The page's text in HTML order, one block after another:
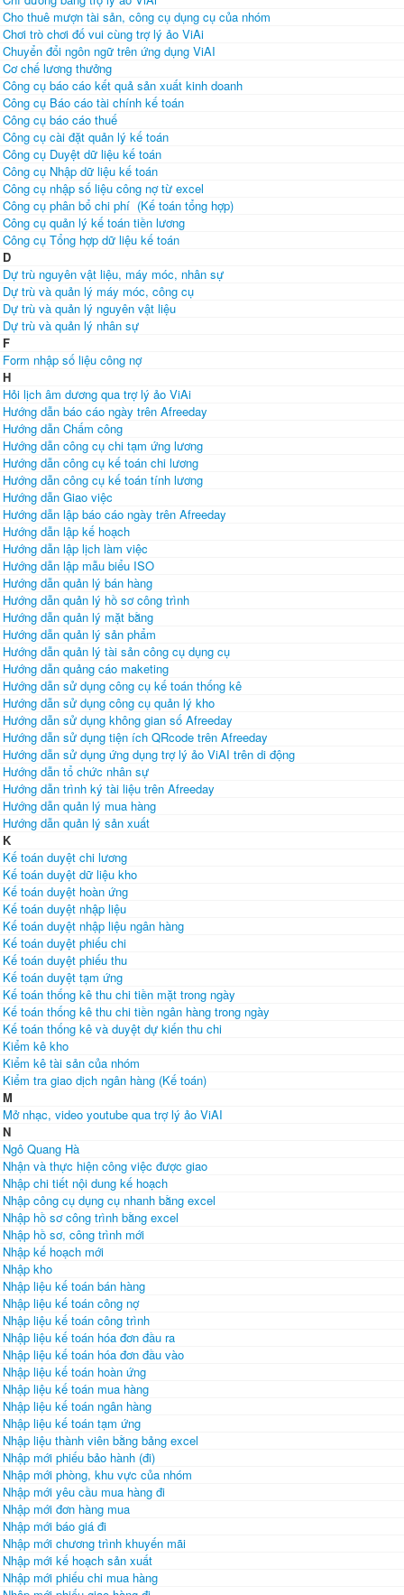
Cho thuê mượn tài sản, công cụ dụng cụ của nhóm
Chơi trò chơi đố vui cùng trợ lý ảo ViAi
Chuyển đổi ngôn ngữ trên ứng dụng ViAI
Cơ chế lương thưởng
Công cụ báo cáo kết quả sản xuất kinh doanh
Công cụ Báo cáo tài chính kế toán
Công cụ báo cáo thuế
Công cụ cài đặt quản lý kế toán
Công cụ Duyệt dữ liệu kế toán
Công cụ Nhập dữ liệu kế toán
Công cụ nhập số liệu công nợ từ excel
Công cụ phân bổ chi phí (Kế toán tổng hợp)
Công cụ quản lý kế toán tiền lương
Công cụ Tổng hợp dữ liệu kế toán
D
Dự trù nguyên vật liệu, máy móc, nhân sự
Dự trù và quản lý máy móc, công cụ
Dự trù và quản lý nguyên vật liệu
Dự trù và quản lý nhân sự
F
Form nhập số liệu công nợ
H
Hỏi lịch âm dương qua trợ lý ảo ViAi
Hướng dẫn báo cáo ngày trên Afreeday
Hướng dẫn Chấm công
Hướng dẫn công cụ chi tạm ứng lương
Hướng dẫn công cụ kế toán chi lương
Hướng dẫn công cụ kế toán tính lương
Hướng dẫn Giao việc
Hướng dẫn lập báo cáo ngày trên Afreeday
Hướng dẫn lập kế hoạch
Hướng dẫn lập lịch làm việc
Hướng dẫn lập mẫu biểu ISO
Hướng dẫn quản lý bán hàng
Hướng dẫn quản lý hồ sơ công trình
Hướng dẫn quản lý mặt bằng
Hướng dẫn quản lý sản phẩm
Hướng dẫn quản lý tài sản công cụ dụng cụ
Hướng dẫn quảng cáo maketing
Hướng dẫn sử dụng công cụ kế toán thống kê
Hướng dẫn sử dụng công cụ quản lý kho
Hướng dẫn sử dụng không gian số Afreeday
Hướng dẫn sử dụng tiện ích QRcode trên Afreeday
Hướng dẫn sử dụng ứng dụng trợ lý ảo ViAI trên di động
Hướng dẫn tổ chức nhân sự
Hướng dẫn trình ký tài liệu trên Afreeday
Hướng dẫn quản lý mua hàng
Hướng dẫn quản lý sản xuất
K
Kế toán duyệt chi lương
Kế toán duyệt dữ liệu kho
Kế toán duyệt hoàn ứng
Kế toán duyệt nhập liệu
Kế toán duyệt nhập liệu ngân hàng
Kế toán duyệt phiếu chi
Kế toán duyệt phiếu thu
Kế toán duyệt tạm ứng
Kế toán thống kê thu chi tiền mặt trong ngày
Kế toán thống kê thu chi tiền ngân hàng trong ngày
Kế toán thống kê và duyệt dự kiến thu chi
Kiểm kê kho
Kiểm kê tài sản của nhóm
Kiểm tra giao dịch ngân hàng (Kế toán)
M
Mở nhạc, video youtube qua trợ lý ảo ViAI
N
Ngô Quang Hà
Nhận và thực hiện công việc được giao
Nhập chi tiết nội dung kế hoạch
Nhập công cụ dụng cụ nhanh bằng excel
Nhập hồ sơ công trình bằng excel
Nhập hồ sơ, công trình mới
Nhập kế hoạch mới
Nhập kho
Nhập liệu kế toán bán hàng
Nhập liệu kế toán công nợ
Nhập liệu kế toán công trình
Nhập liệu kế toán hóa đơn đầu ra
Nhập liệu kế toán hóa đơn đầu vào
Nhập liệu kế toán hoàn ứng
Nhập liệu kế toán mua hàng
Nhập liệu kế toán ngân hàng
Nhập liệu kế toán tạm ứng
Nhập liệu thành viên bằng bảng excel
Nhập mới phiếu bảo hành (đi)
Nhập mới phòng, khu vực của nhóm
Nhập mới yêu cầu mua hàng đi
Nhập mới đơn hàng mua
Nhập mới báo giá đi
Nhập mới chương trình khuyến mãi
Nhập mới kế hoạch sản xuất
Nhập mới phiếu chi mua hàng